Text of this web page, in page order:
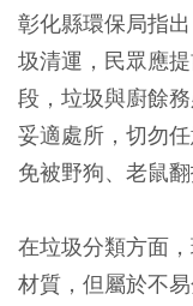
彰化縣環保局指
圾清運，民眾應
段，垃圾與廚餘
妥適處所，切勿
免被野狗、老鼠
在垃圾分類方面
材質，但屬於不